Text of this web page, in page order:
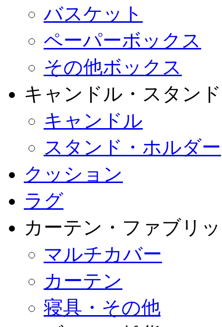
バスケット
ペーパーボックス
その他ボックス
キャンドル・スタンド
キャンドル
スタンド・ホルダー
クッション
ラグ
カーテン・ファブリ
マルチカバー
カーテン
寝具・その他